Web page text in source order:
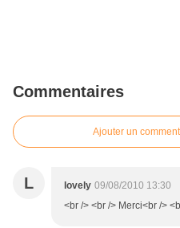
Commentaires
Ajouter un
L lovely 09/08/2010 13:30
<br /> <br /> Merci<br />